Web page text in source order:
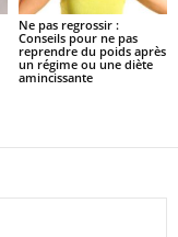
Ne pas regrossir :
Conseils pour ne pas
reprendre du poids après
un régime ou une diète
amincissante